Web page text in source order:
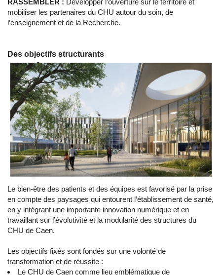
RASSEMBLER : Développer l’ouverture sur le territoire et
mobiliser les partenaires du CHU autour du soin, de
l’enseignement et de la Recherche.
Des objectifs structurants
Le bien-être des patients et des équipes est favorisé par la prise
en compte des paysages qui entourent l’établissement de santé,
en y intégrant une importante innovation numérique et en
travaillant sur l’évolutivité et la modularité des structures du
CHU de Caen.
Les objectifs fixés sont fondés sur une volonté de
transformation et de réussite :
Le CHU de Caen comme lieu emblématique de